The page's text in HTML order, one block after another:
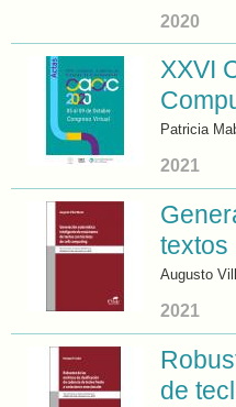
2020
XXVI
Patricia
2021
textos
Augusto
2021
de